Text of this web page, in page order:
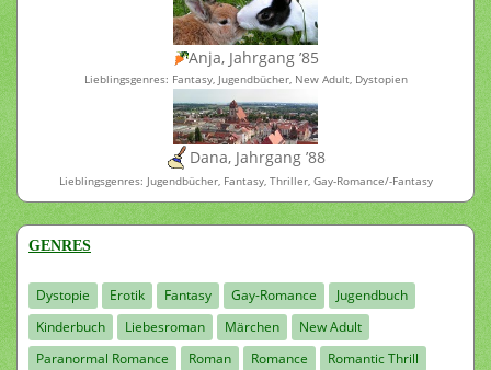
Anja, Jahrgang ’85
Lieblingsgenres: Fantasy, Jugendbücher, New Adult, Dystopien
Dana, Jahrgang ’88
Lieblingsgenres: Jugendbücher, Fantasy, Thriller, Gay-Romance/-Fantasy
GENRES
Dystopie Erotik Fantasy Gay-Romance
Jugendbuch
Kinderbuch
Liebesroman Märchen
New Adult
Paranormal Romance
Roman Romance
Romantic Thrill